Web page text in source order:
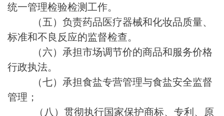
统一管理检验检测工作。
（五）负责药品医疗器械和化妆品质量、
标准和不良反应的监督检查。
（六）承担市场调节价的商品和服务价格
行政执法。
（七）承担食盐专营管理与食盐安全监督
管理；
（八）贯彻执行国家保护商标、专利、原